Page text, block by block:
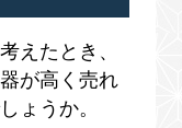
えたとき、
が高く売れ
ょうか。